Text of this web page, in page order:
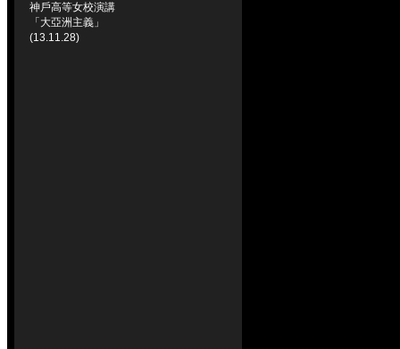
神戶高等女校演講
「大亞洲主義」
(13.11.28)